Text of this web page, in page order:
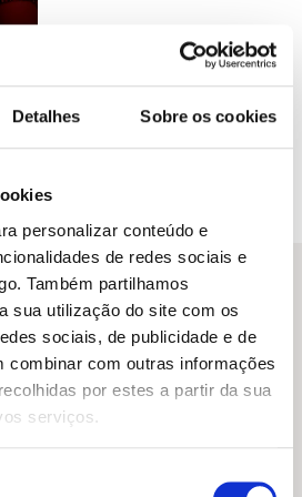
Detalhes Sobre os cookies
personalizar conteúdo e
de redes sociais e
Também partilhamos
sua utilização do site com os
sociais, de publicidade e de
combinar com outras informações
por estes a partir da sua
serviços.